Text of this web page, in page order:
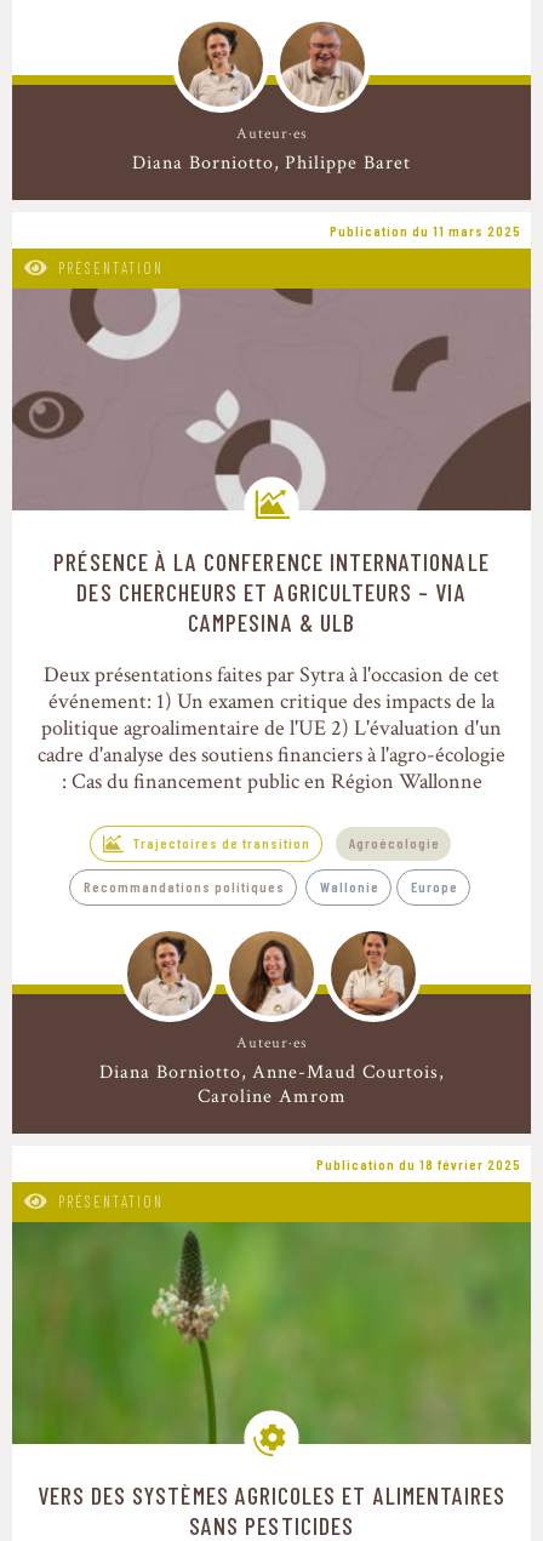
Auteur·es
Diana Borniotto Philippe Baret
Publication du 11 mars 2025
PRÉSENTATION
Trajectoires de transition
PRÉSENCE À LA CONFERENCE INTERNATIONALE
DES CHERCHEURS ET AGRICULTEURS – VIA
CAMPESINA & ULB
Deux présentations faites par Sytra à l'occasion de cet
événement: 1) Un examen critique des impacts de la
politique agroalimentaire de l'UE 2) L'évaluation d'un
cadre d'analyse des soutiens financiers à l'agro-écologie
: Cas du financement public en Région Wallonne
Trajectoires de transition Agroécologie
Recommandations politiques Wallonie Europe
Auteur·es
Diana Borniotto Anne-Maud Courtois
Caroline Amrom
Publication du 18 février 2025
PRÉSENTATION
Modes de production
VERS DES SYSTÈMES AGRICOLES ET ALIMENTAIRES
SANS PESTICIDES